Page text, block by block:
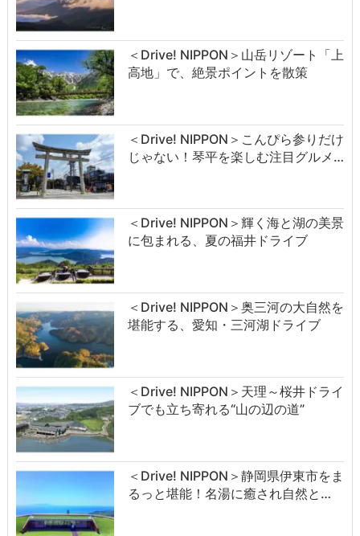
＜Drive! NIPPON＞山岳リゾート「上
高地」で、絶景ポイントを散策
＜Drive! NIPPON＞こんぴら参りだけ
じゃない！琴平を楽しむ注目グルメ…
＜Drive! NIPPON＞輝く海と湖の美景
に包まれる、夏の福井ドライブ
＜Drive! NIPPON＞奥三河の大自然を
堪能する、愛知・三河湖ドライブ
＜Drive! NIPPON＞天理～桜井ドライ
ブでも立ち寄れる“山の辺の道”
＜Drive! NIPPON＞静岡県伊東市をま
るっと堪能！名湯に癒され自然と…